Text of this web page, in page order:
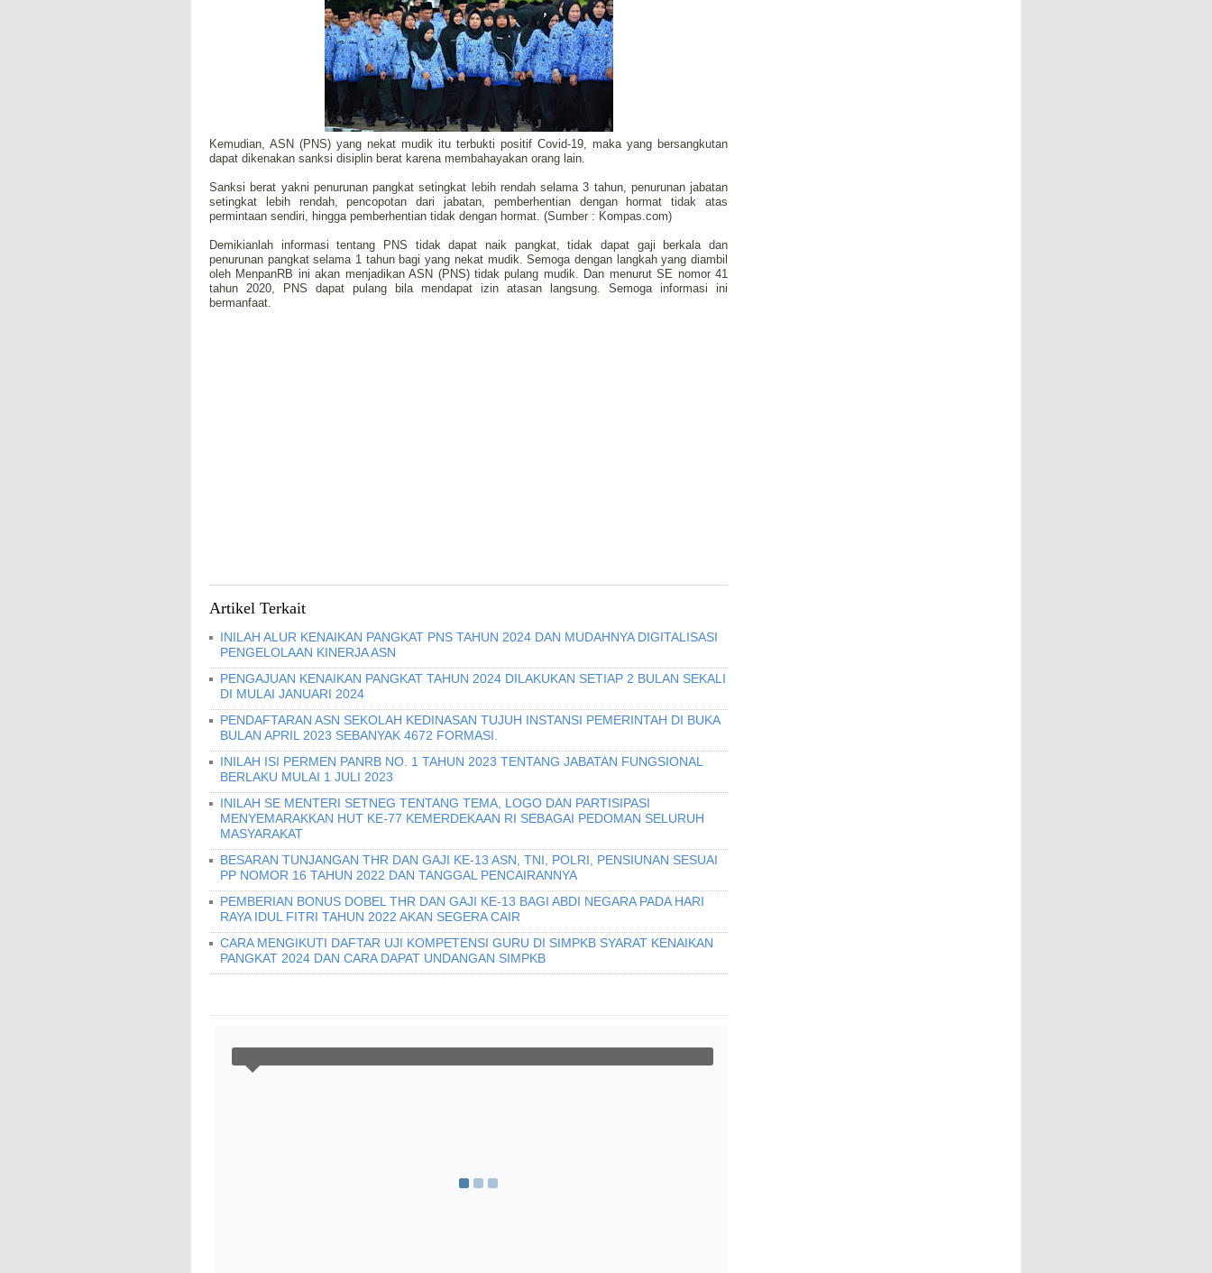
Kemudian, ASN (PNS) yang nekat mudik itu terbukti positif Covid-19, maka yang bersangkutan
dapat dikenakan sanksi disiplin berat karena membahayakan orang lain.
Sanksi berat yakni penurunan pangkat setingkat lebih rendah selama 3 tahun, penurunan jabatan
setingkat lebih rendah, pencopotan dari jabatan, pemberhentian dengan hormat tidak atas
permintaan sendiri, hingga pemberhentian tidak dengan hormat. (Sumber : Kompas.com)
Demikianlah informasi tentang PNS tidak dapat naik pangkat, tidak dapat gaji berkala dan
penurunan pangkat selama 1 tahun bagi yang nekat mudik. Semoga dengan langkah yang diambil
oleh MenpanRB ini akan menjadikan ASN (PNS) tidak pulang mudik. Dan menurut SE nomor 41
tahun 2020, PNS dapat pulang bila mendapat izin atasan langsung. Semoga informasi ini
bermanfaat.
Artikel Terkait
INILAH ALUR KENAIKAN PANGKAT PNS TAHUN 2024 DAN MUDAHNYA DIGITALISASI
PENGELOLAAN KINERJA ASN
PENGAJUAN KENAIKAN PANGKAT TAHUN 2024 DILAKUKAN SETIAP 2 BULAN SEKALI
DI MULAI JANUARI 2024
PENDAFTARAN ASN SEKOLAH KEDINASAN TUJUH INSTANSI PEMERINTAH DI BUKA
BULAN APRIL 2023 SEBANYAK 4672 FORMASI.
INILAH ISI PERMEN PANRB NO. 1 TAHUN 2023 TENTANG JABATAN FUNGSIONAL
BERLAKU MULAI 1 JULI 2023
INILAH SE MENTERI SETNEG TENTANG TEMA, LOGO DAN PARTISIPASI
MENYEMARAKKAN HUT KE-77 KEMERDEKAAN RI SEBAGAI PEDOMAN SELURUH
MASYARAKAT
BESARAN TUNJANGAN THR DAN GAJI KE-13 ASN, TNI, POLRI, PENSIUNAN SESUAI
PP NOMOR 16 TAHUN 2022 DAN TANGGAL PENCAIRANNYA
PEMBERIAN BONUS DOBEL THR DAN GAJI KE-13 BAGI ABDI NEGARA PADA HARI
RAYA IDUL FITRI TAHUN 2022 AKAN SEGERA CAIR
CARA MENGIKUTI DAFTAR UJI KOMPETENSI GURU DI SIMPKB SYARAT KENAIKAN
PANGKAT 2024 DAN CARA DAPAT UNDANGAN SIMPKB